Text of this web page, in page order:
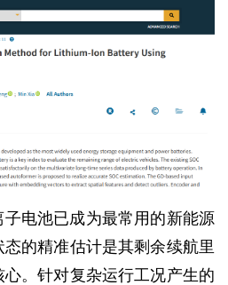
子电池已成为最常用的新能源
的精准估计是其剩余续航里
。针对复杂运行工况产生的